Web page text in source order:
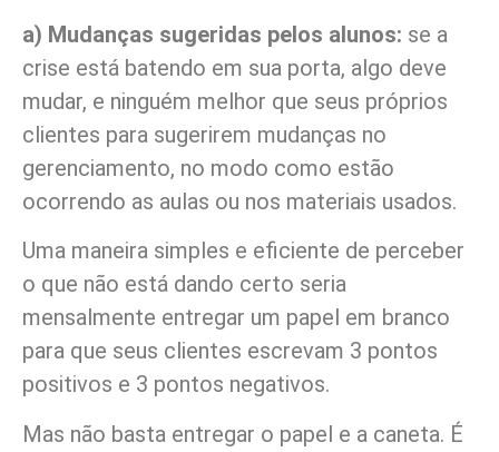
a) Mudanças sugeridas pelos alunos: se a
crise está batendo em sua porta, algo deve
mudar, e ninguém melhor que seus próprios
clientes para sugerirem mudanças no
gerenciamento, no modo como estão
ocorrendo as aulas ou nos materiais usados.
Uma maneira simples e eficiente de perceber
o que não está dando certo seria
mensalmente entregar um papel em branco
para que seus clientes escrevam 3 pontos
positivos e 3 pontos negativos.
Mas não basta entregar o papel e a caneta. É